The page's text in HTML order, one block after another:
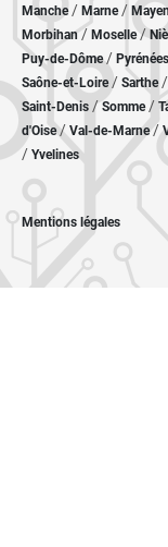
Manche/ Marne/
Morbihan/ Moselle/
Puy-de-Dôme/
Saône-et-Loire/ Sarthe/
Saint-Denis /Somme/
d'Oise/ Val-de-Marne/
/ Yvelines
Mentions légales